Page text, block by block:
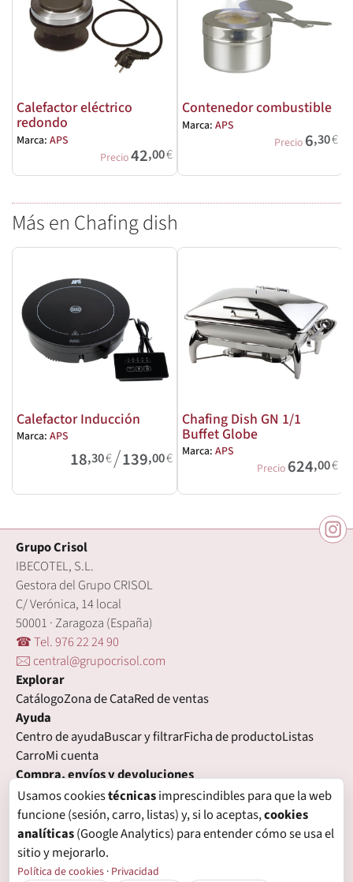
Calefactor eléctrico
redondo
Marca: APS
Precio42,00€
Contenedor combustible
Marca: APS
Precio 6,30€
Más en Chafing dish
Calefactor Inducción
Marca: APS
18,30€/139,00€
Chafing Dish GN 1/1
Buffet Globe
Marca: APS
Precio 624,00€
Grupo Crisol
IBECOTEL, S.L.
Gestora del Grupo CRISOL
C/ Verónica, 14 local
50001 · Zaragoza (España)
☎ Tel. 976 22 24 90
🖂 central@grupocrisol.com
Explorar
CatálogoZona de CataRed de ventas
Ayuda
Centro de ayudaBuscar y filtrarFicha de productoListas
CarroMi cuenta
Compra, envíos y devoluciones
Condiciones de compraFormas de pagoGastos de envío
Plazos de entregaDevolucionesGarantía
Legal
Aviso legalPrivacidad
Política de cookiesPreferencias de cookies
Usamos cookiestécnicasimprescindibles para que la web
funcione (sesión, carro, listas) y, si lo aceptas,cookies
analíticas(Google Analytics) para entender cómo se usa el
sitio y mejorarlo.
Política de cookies · Privacidad